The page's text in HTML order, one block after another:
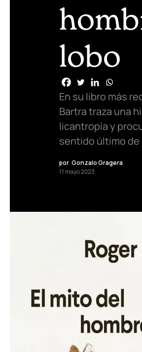
lobo
En su libro más
Bartra traza una
licantropía y
sentido último de
por Gonzalo Gragera
11 mayo 2023